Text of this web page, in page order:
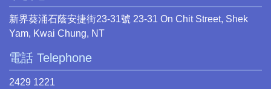
新界葵涌石蔭安捷街23-31號 23-31 On Chit Street, Shek
Yam, Kwai Chung, NT
電話 Telephone
2429 1221